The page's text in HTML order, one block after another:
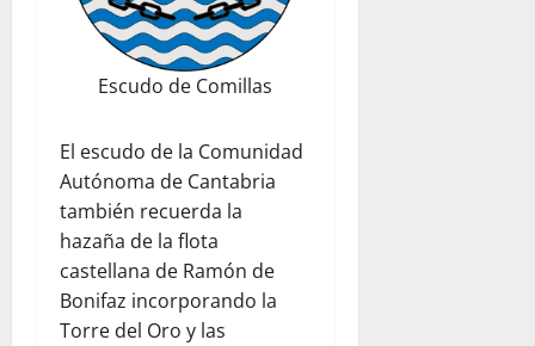
Escudo de Comillas
El escudo de la Comunidad
Autónoma de Cantabria
también recuerda la
hazaña de la flota
castellana de Ramón de
Bonifaz incorporando la
Torre del Oro y las